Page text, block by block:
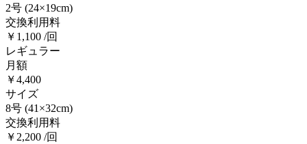
2号 (24×19cm)
交換利用料
￥1,100 /回
レギュラー
月額
￥4,400
サイズ
8号 (41×32cm)
交換利用料
￥2,200 /回